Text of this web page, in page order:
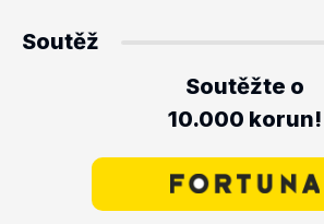
Soutěž
Soutěžte o
10.000 korun!